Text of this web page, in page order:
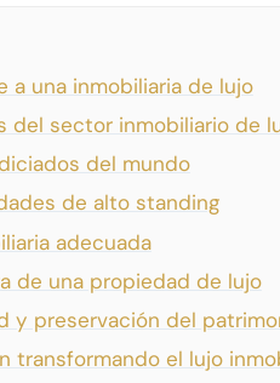
a una inmobiliaria de lujo
del sector inmobiliario de
del mundo
de alto standing
adecuada
de una propiedad de lujo
y preservación del
transformando el lujo